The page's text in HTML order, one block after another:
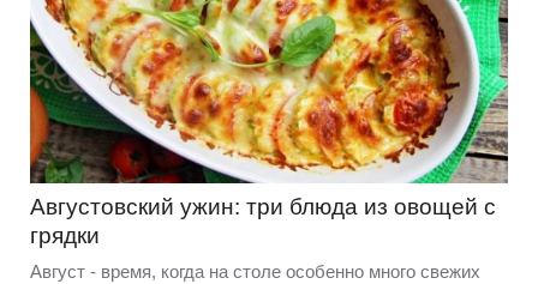
Августовский ужин: три блюда из овощей с
грядки
Август - время, когда на столе особенно много свежих